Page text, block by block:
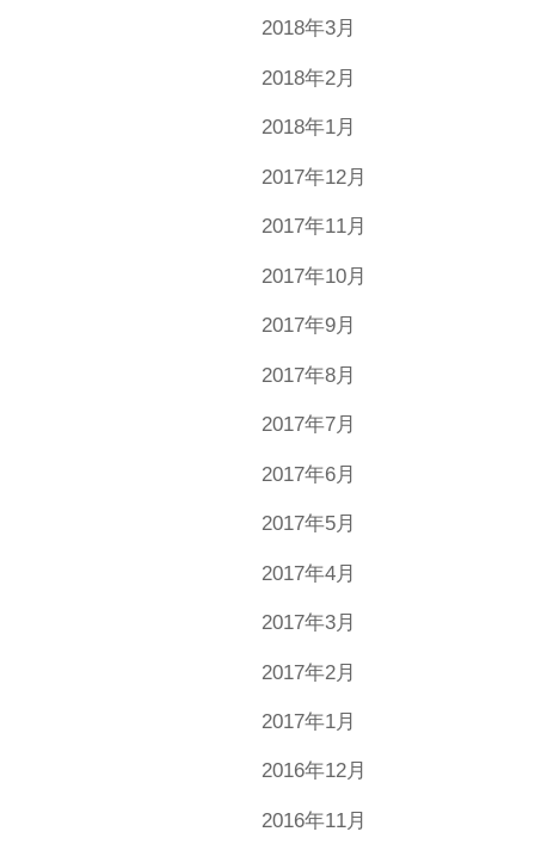
2018年3月
2018年2月
2018年1月
2017年12月
2017年11月
2017年10月
2017年9月
2017年8月
2017年7月
2017年6月
2017年5月
2017年4月
2017年3月
2017年2月
2017年1月
2016年12月
2016年11月